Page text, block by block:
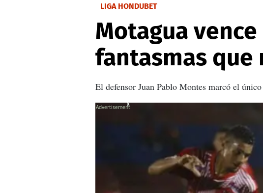
LIGA HONDUBET
Motagua
fantasmas que
El defensor Juan Pablo Montes marcó el
X